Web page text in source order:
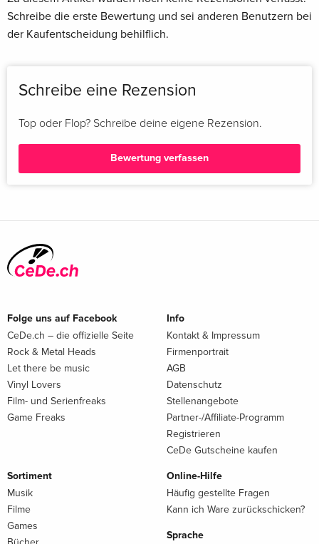
Schreibe die erste Bewertung und sei anderen Benutzern bei
der Kaufentscheidung behilflich.
Schreibe eine Rezension
Top oder Flop? Schreibe deine eigene Rezension.
Bewertung verfassen
Folge uns auf Facebook
CeDe.ch – die offizielle Seite
Rock & Metal Heads
Let there be music
Vinyl Lovers
Film- und Serienfreaks
Game Freaks
Info
Kontakt & Impressum
Firmenportrait
AGB
Datenschutz
Stellenangebote
Partner-/Affiliate-Programm
Registrieren
CeDe Gutscheine kaufen
Sortiment
Musik
Filme
Games
Online-Hilfe
Häufig gestellte Fragen
Kann ich Ware zurückschicken?
Sprache